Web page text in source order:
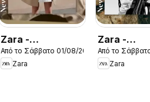
Zara -
Kατάλογος
8/2026 girls
Από το Σάββατο 01/08/2026
Zara
Zara -
8/2026 men
Από το
Zara